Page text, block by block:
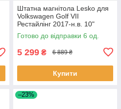
Штатна магнітола Lesko для
Volkswagen Golf VII
Рестайлінг 2017-н.в. 10"
1/16Gb Wi-Fi GPS Base 6шт
Готово до відправки 6 од.
5 299 ₴ 6 889 ₴
Купити
–23%